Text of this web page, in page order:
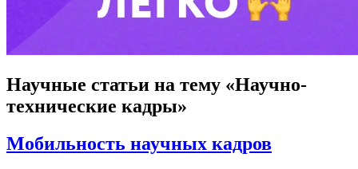
Научные статьи на тему «Научно-
технические кадры»
Мобильность научных кадров